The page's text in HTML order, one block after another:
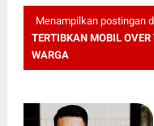
Menampilkan postingan
TERTIBKAN MOBIL
WARGA